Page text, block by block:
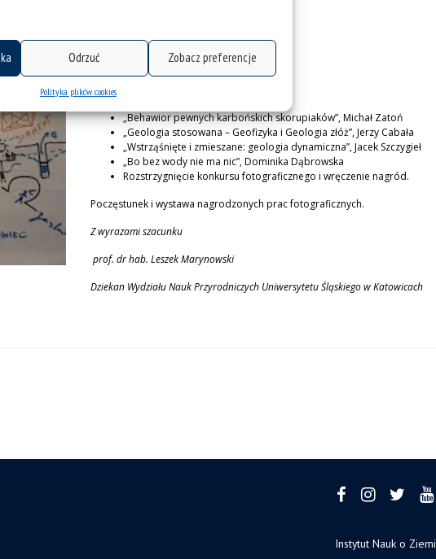
Odrzuć Zobacz preferencje
Polityka plików cookies
Przerwa kawowa – 20 minut
Część 3.15:00 – 16:40
„Behawior pewnych karbońskich skorupiaków”, Michał Zatoń
„Geologia stosowana – Geofizyka i Geologia złóż”, Jerzy Cabała
„Wstrząśnięte i zmieszane: geologia dynamiczna”, Jacek Szczygieł
„Bo bez wody nie ma nic”, Dominika Dąbrowska
Rozstrzygnięcie konkursu fotograficznego i wręczenie nagród.
Poczęstunek i wystawa nagrodzonych prac fotograficznych.
Z wyrazami szacunku
prof. dr hab. Leszek Marynowski
Dziekan Wydziału Nauk Przyrodniczych Uniwersytetu Śląskiego w Katowicach
Instytut Nauk o Ziemi